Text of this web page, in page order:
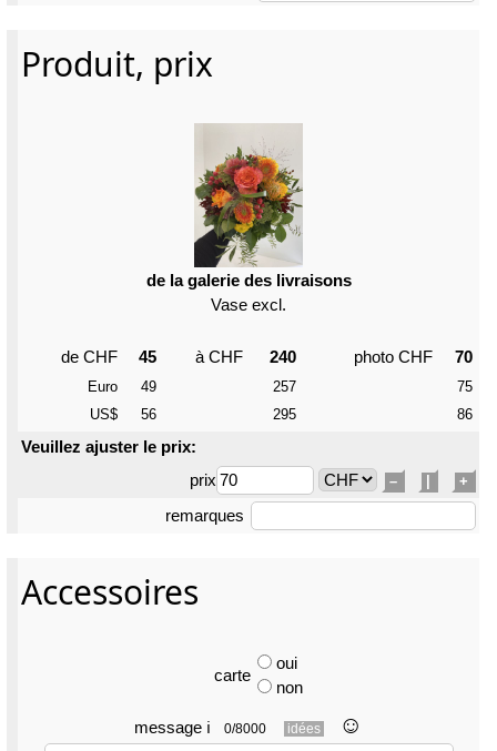
Produit, prix
de la galerie des livraisons
Vase excl.
de CHF 45 à CHF 240 photo CHF 70
Euro 49 257
75
US$
56 295 86
Veuillez ajuster le prix:
prix
– +
remarques
Accessoires
carte
oui
non
message ℹ 0/8000 idées ☺︎